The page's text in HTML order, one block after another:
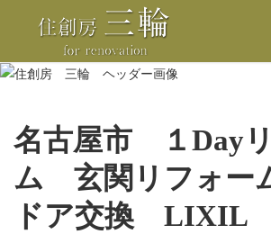
名古屋市 １Day
ム 玄関リフォー
ドア交換 LIXIL